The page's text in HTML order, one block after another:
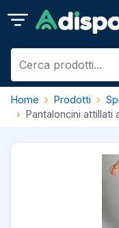
Home Prodotti
Pantaloncini attillati